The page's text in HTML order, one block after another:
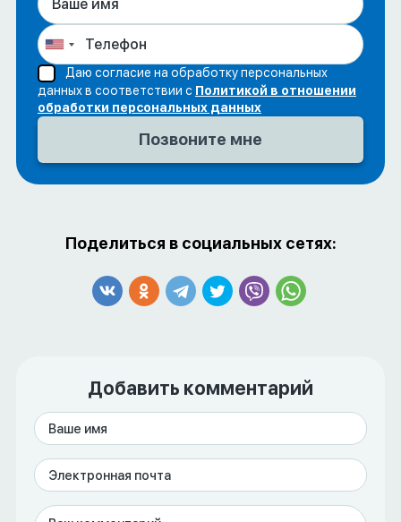
Даю согласие на обработку персональных
данных в соответствии с Политикой в отношении
обработки персональных данных
Поделиться в социальных сетях:
Добавить комментарий